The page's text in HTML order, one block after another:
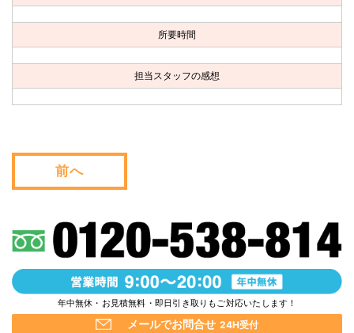
お問い合わせ
会社概要
キャンペーン
所要時間
担当スタッフの感想
前へ
年中無休・お見積無料・即日引き取りもご対応いたします！
メールでお問合せ 24H受付